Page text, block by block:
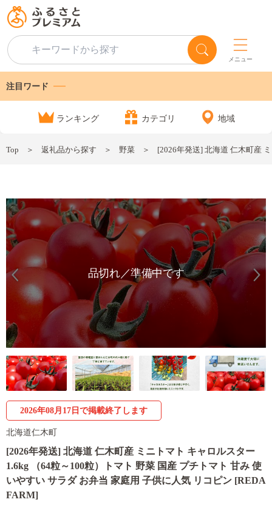
メニュー
注目ワード
ランキング カテゴリ 地域
Top 返礼品から探す 野菜 [2026年発送] 北海道 仁木町産
品切れ／準備中です
2026年08月17日で掲載終了します
北海道仁木町
[2026年発送] 北海道 仁木町産 ミニトマト キャロルスター
1.6kg （64粒～100粒）トマト 野菜 国産 プチトマト 甘み 使
いやすい サラダ お弁当 家庭用 子供に人気 リコピン [REDA
FARM]